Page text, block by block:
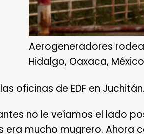
Aerogeneradores
Hidalgo, Oaxaca,
oficinas de EDF en
antes no le veíamos el
mucho mugrero. Ahora